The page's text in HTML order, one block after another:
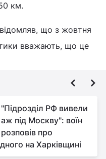
км.
що з жовтня
вважають, що це
"Підрозділ РФ вивели
аж під Москву": воїн
розповів про
на Харківщині